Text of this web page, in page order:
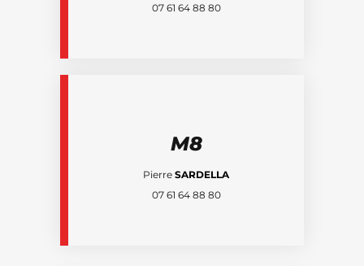
07 61 64 88 80
M8
Pierre SARDELLA
07 61 64 88 80